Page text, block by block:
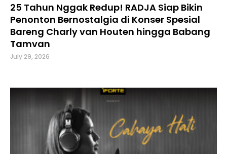
25 Tahun Nggak Redup! RADJA Siap Bikin
Penonton Bernostalgia di Konser Spesial
Bareng Charly van Houten hingga Babang
Tamvan
July 29, 2026